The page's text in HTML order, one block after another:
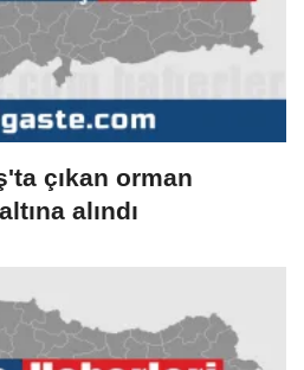
çıkan orman
alındı